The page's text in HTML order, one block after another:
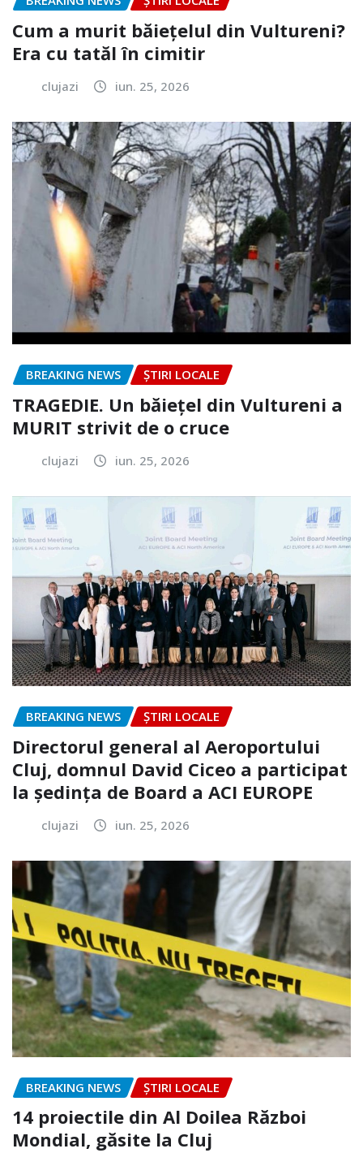
Cum a murit băiețelul din Vultureni?
Era cu tatăl în cimitir
clujazi iun. 25, 2026
BREAKING NEWS ȘTIRI LOCALE
TRAGEDIE. Un băiețel din Vultureni a
MURIT strivit de o cruce
clujazi iun. 25, 2026
BREAKING NEWS ȘTIRI LOCALE
Directorul general al Aeroportului
Cluj, domnul David Ciceo a participat
la ședința de Board a ACI EUROPE
clujazi iun. 25, 2026
BREAKING NEWS ȘTIRI LOCALE
14 proiectile din Al Doilea Război
Mondial, găsite la Cluj